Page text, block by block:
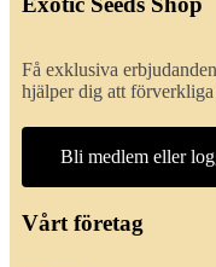
Få exklusiva
hjälper dig att
Bli medlem eller
Vårt företag